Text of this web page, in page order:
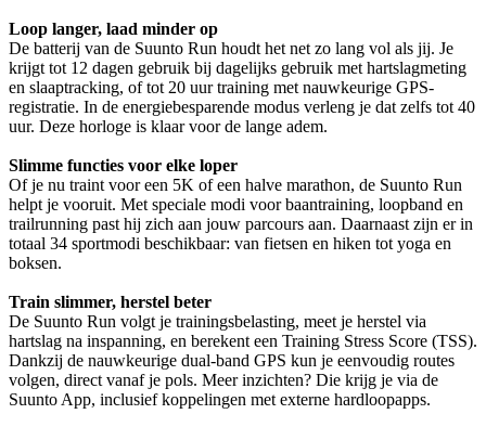
Loop langer, laad minder op
De batterij van de Suunto Run houdt het net zo lang vol als jij. Je
krijgt tot 12 dagen gebruik bij dagelijks gebruik met hartslagmeting
en slaaptracking, of tot 20 uur training met nauwkeurige GPS-
registratie. In de energiebesparende modus verleng je dat zelfs tot 40
uur. Deze horloge is klaar voor de lange adem.
Slimme functies voor elke loper
Of je nu traint voor een 5K of een halve marathon, de Suunto Run
helpt je vooruit. Met speciale modi voor baantraining, loopband en
trailrunning past hij zich aan jouw parcours aan. Daarnaast zijn er in
totaal 34 sportmodi beschikbaar: van fietsen en hiken tot yoga en
boksen.
Train slimmer, herstel beter
De Suunto Run volgt je trainingsbelasting, meet je herstel via
hartslag na inspanning, en berekent een Training Stress Score (TSS).
Dankzij de nauwkeurige dual-band GPS kun je eenvoudig routes
volgen, direct vanaf je pols. Meer inzichten? Die krijg je via de
Suunto App, inclusief koppelingen met externe hardloopapps.